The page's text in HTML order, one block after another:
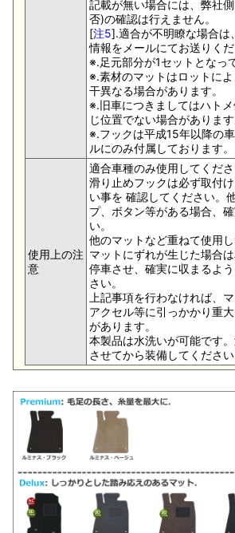
記載が無い場合には、弊社
否)の確認は行えません。
[注5].適合が不明瞭な場合は
情報をメールにてお送りくだ
※.足元部分が1セットとなっ
※.素材のマットはロットに
干異なる場合があります。
※.旧車につきましてはハト
じ位置でない場合があります
※.フックは平成15年以降の
ルにのみ付属しております。
使用上の注
意
適合車種のみ使用してくださ
滑り止めフックは必ず取付
い事を 確認してください。
プ、ボタン等がある場合、
い。
他のマットなど重ねて使用し
マットにずれが生じた場合
停車させ、確実に収まるよ
さい。
上記事項を行わなければ、
アクセル等に引っかかり重
があります。
本製品は水洗いが可能です
させてから装備してください